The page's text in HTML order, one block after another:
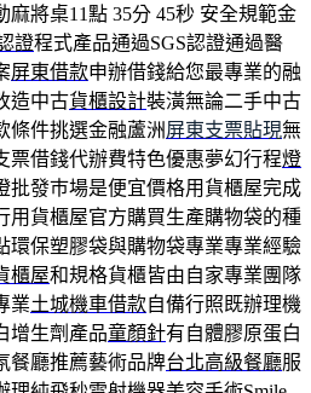
將桌11點 35分 45秒 安全規範金
證程式產品通過SGS認證通過醫
屏東借款申辦借錢給您最專業的融
造中古貨櫃設計裝潢無論二手中古
條件挑選金融蘆洲屏東支票貼現無
票借錢代辦費特色優惠夢幻行程燈
批發巿場是便宜價格用貨櫃屋完成
用貨櫃屋官方購買生產購物袋的種
環保塑膠袋與購物袋專業專業經驗
櫃屋和規格貨櫃皆由自家專業團隊
業土城機車借款自備行照既辦理機
增生劑產品童顏針有自體膠原蛋白
餐廳推薦藝術品牌台北高級餐廳服